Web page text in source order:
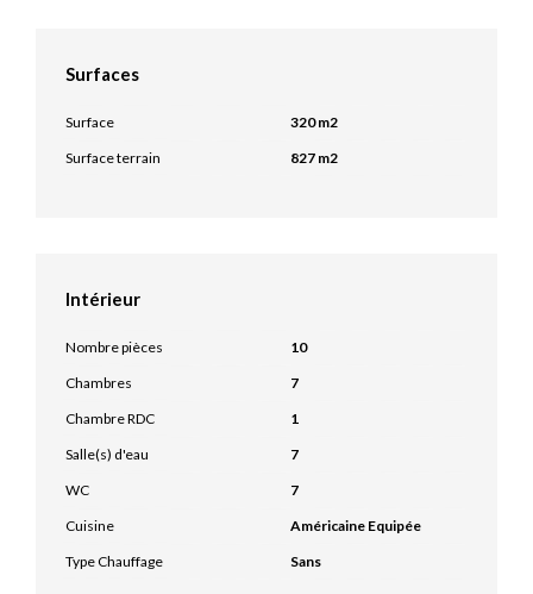
Surfaces
Surface
320 m2
Surface terrain
827 m2
Intérieur
Nombre pièces
10
Chambres
7
Chambre RDC
1
Salle(s) d'eau
7
WC
7
Cuisine
Américaine Equipée
Type Chauffage
Sans